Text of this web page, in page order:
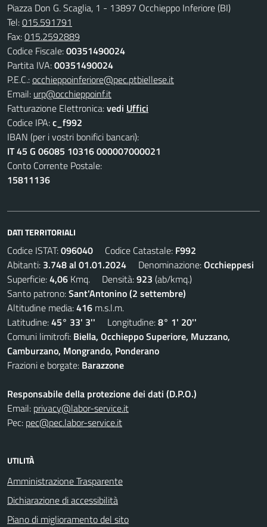
Piazza Don G. Scaglia, 1 - 13897 Occhieppo Inferiore (BI)
Tel:015.591791
Fax:015.2592889
Codice Fiscale:00351490024
Partita IVA:00351490024
P.E.C.:occhieppoinferiore@pec.ptbiellese.it
Email: urp@occhieppoinf.it
Fatturazione Elettronica:vedi Uffici
Codice IPA:c_f992
IBAN (per i vostri bonifici bancari):
IT 45 G 06085 10316 000007000021
Conto Corrente Postale:
15811136
DATI TERRITORIALI
Codice ISTAT:096040 Codice Catastale: F992
Abitanti: 3.748 al 01.01.2024 Denominazione:Occhieppesi
Superficie:4,06 Kmq. Densità:923 (ab/kmq.)
Santo patrono:Sant'Antonino (2 settembre)
Altitudine media:416 m.s.l.m.
Latitudine:45° 33' 3'' Longitudine:8° 1' 20''
Comuni limitrofi: Biella, Occhieppo Superiore, Muzzano,
Camburzano, Mongrando, Ponderano
Frazioni e borgate: Barazzone
Responsabile della protezione dei dati (D.P.O.)
Email: privacy@labor-service.it
Pec: pec@pec.labor-service.it
UTILITÀ
Amministrazione Trasparente
Dichiarazione di accessibilità
Piano di miglioramento del sito